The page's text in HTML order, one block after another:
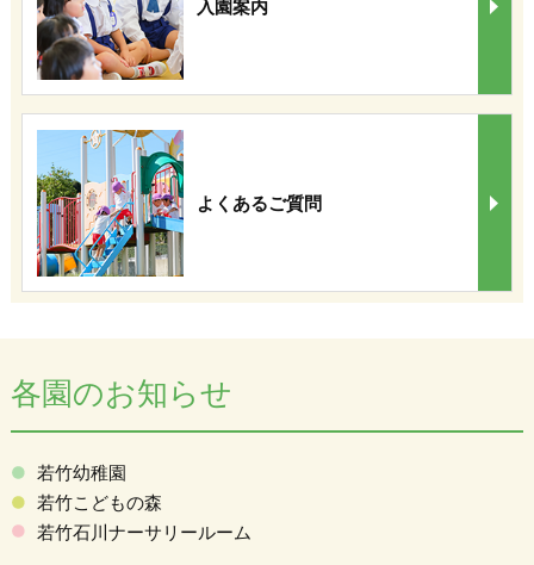
入園案内
よくあるご質問
各園のお知らせ
若竹幼稚園
若竹こどもの森
若竹石川ナーサリールーム